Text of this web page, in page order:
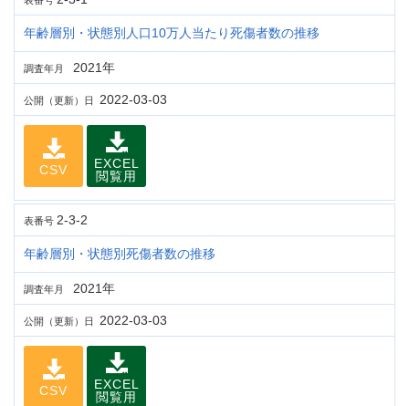
年齢層別・状態別人口10万人当たり死傷者数の推移
調査年月 2021年
公開（更新）日 2022-03-03
CSV
EXCEL
閲覧用
表番号 2-3-2
年齢層別・状態別死傷者数の推移
調査年月 2021年
公開（更新）日 2022-03-03
CSV
EXCEL
閲覧用